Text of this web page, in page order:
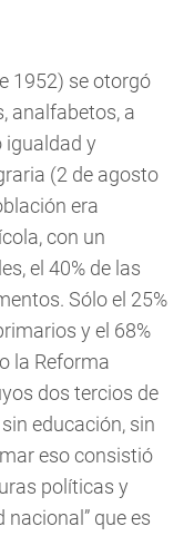
1952) se otorgó
analfabetos, a
igualdad y
(2 de agosto
era
con un
el 40% de las
Sólo el 25%
y el 68%
la Reforma
dos tercios de
educación, sin
eso consistió
políticas y
que es